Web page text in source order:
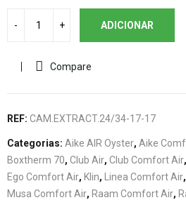
ADICIONAR
Compare
REF: CAM.EXTRACT.24/34-17-17
Categorias: Aike AIR Oyster, Aike
Boxtherm 70, Club Air, Club Comfort Air,
Ego Comfort Air, Klin, Linea Comfort Air,
Musa Comfort Air, Raam Comfort Air,